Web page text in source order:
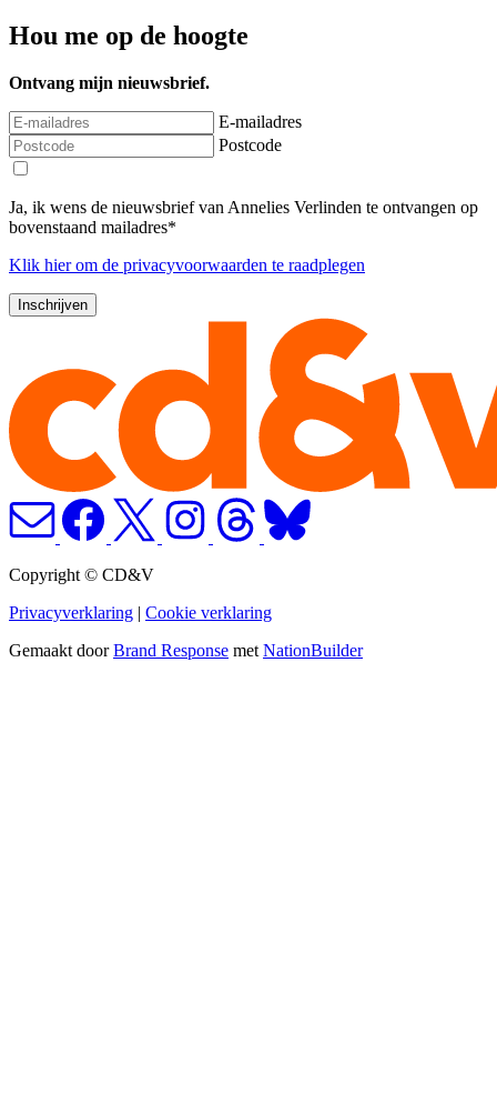
Hou me op de hoogte
Ontvang mijn nieuwsbrief.
E-mailadres
Postcode
Ja, ik wens de nieuwsbrief van Annelies Verlinden te ontvangen op
bovenstaand mailadres*
Klik hierom de privacyvoorwaarden te raadplegen
Copyright © CD&V
Privacyverklaring | Cookie verklaring
Gemaakt doorBrand Response met NationBuilder